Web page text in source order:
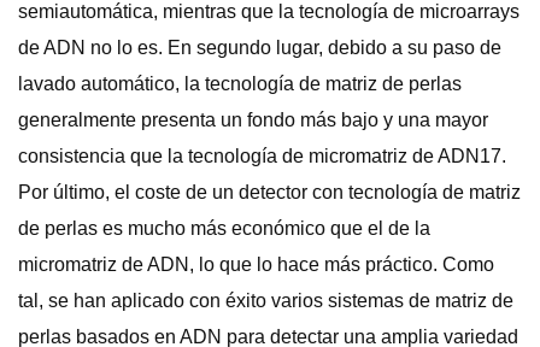
semiautomática, mientras que la tecnología de microarrays
de ADN no lo es. En segundo lugar, debido a su paso de
lavado automático, la tecnología de matriz de perlas
generalmente presenta un fondo más bajo y una mayor
consistencia que la tecnología de micromatriz de ADN17.
Por último, el coste de un detector con tecnología de matriz
de perlas es mucho más económico que el de la
micromatriz de ADN, lo que lo hace más práctico. Como
tal, se han aplicado con éxito varios sistemas de matriz de
perlas basados ​​en ADN para detectar una amplia variedad